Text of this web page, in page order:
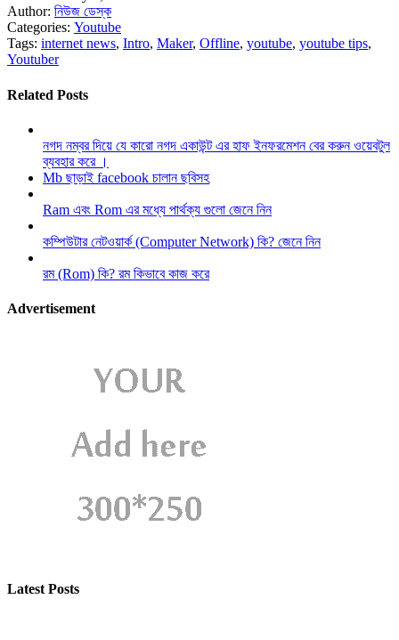
Author: নিউজ ডেস্ক
Categories: Youtube
Tags: internet news, Intro, Maker, Offline, youtube, youtube tips,
Youtuber
Related Posts
নগদ নম্বর দিয়ে যে কারো নগদ একাউন্ট এর হাফ ইনফরমেশন বের করুন ওয়েবটুল
ব্যবহার করে ।
Mb ছাড়াই facebook চালান ছবিসহ
Ram এবং Rom এর মধ্যে পার্থক্য গুলো জেনে নিন
কম্পিউটার নেটওয়ার্ক (Computer Network) কি? জেনে নিন
রম (Rom) কি? রম কিভাবে কাজ করে
Advertisement
Latest Posts